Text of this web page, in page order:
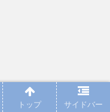
トップ サイドバー